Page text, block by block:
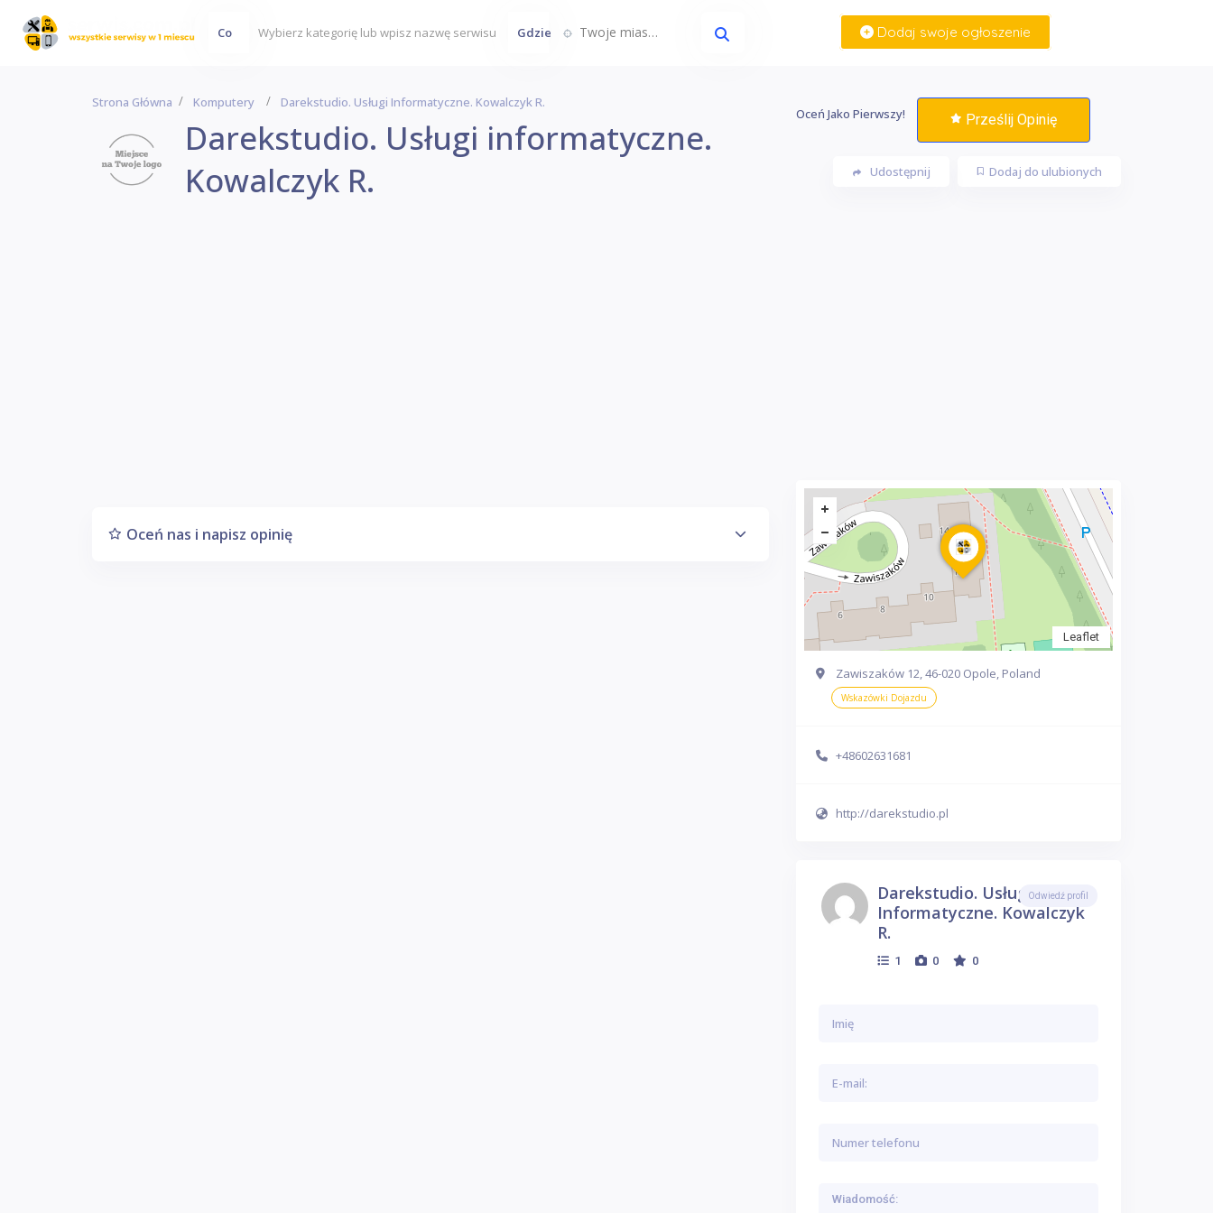
Co Gdzie Twoje miasto... Dodaj swoje ogłoszenie
Strona Główna Komputery Darekstudio. Usługi Informatyczne. Kowalczyk R.
Darekstudio. Usługi informatyczne.
Kowalczyk R.
Oceń Jako Pierwszy! Prześlij Opinię
Dodaj do ulubionych
Udostępnij
Oceń nas i napisz opinię
Leaflet
Zawiszaków 12, 46-020 Opole, Poland
Wskazówki Dojazdu
+48602631681
http://darekstudio.pl
Darekstudio. Usługi
Informatyczne. Kowalczyk
R.
1 0 0
Odwiedź profil